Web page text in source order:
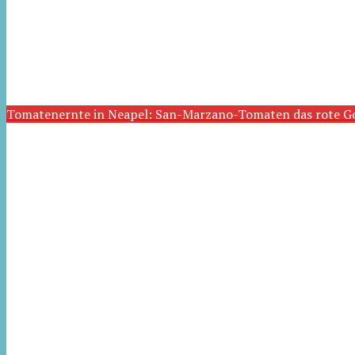
Tomatenernte in Neapel: San-Marzano-Tomaten das rote